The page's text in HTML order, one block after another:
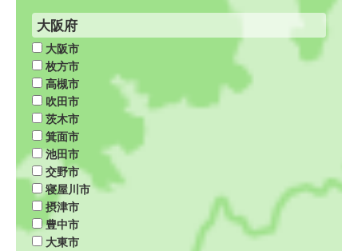
大阪府
大阪市
枚方市
高槻市
吹田市
茨木市
箕面市
池田市
交野市
寝屋川市
摂津市
豊中市
大東市